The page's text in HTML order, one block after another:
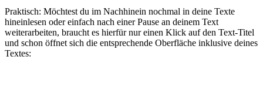
Praktisch: Möchtest du im Nachhinein nochmal in deine Texte
hineinlesen oder einfach nach einer Pause an deinem Text
weiterarbeiten, braucht es hierfür nur einen Klick auf den Text-Titel
und schon öffnet sich die entsprechende Oberfläche inklusive deines
Textes: